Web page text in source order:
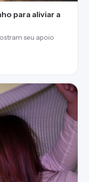
para aliviar a
seu apoio